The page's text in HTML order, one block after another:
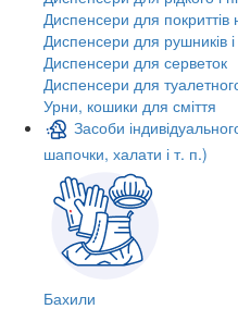
Диспенсери для покриттів
Диспенсери для рушників
Диспенсери для серветок
Диспенсери для
Урни, кошики для сміття
Засоби
шапочки, халати і т. п.)
Бахили